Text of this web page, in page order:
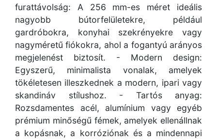
furattávolság: A 256 mm-es méret ideális
nagyobb bútorfelületekre, például
gardróbokra, konyhai szekrényekre vagy
nagyméretű fiókokra, ahol a fogantyú arányos
megjelenést biztosít. - Modern design:
Egyszerű, minimalista vonalak, amelyek
tökéletesen illeszkednek a modern, ipari vagy
skandináv stílushoz. - Tartós anyag:
Rozsdamentes acél, alumínium vagy egyéb
prémium minőségű fémek, amelyek ellenállnak
a kopásnak, a korróziónak és a mindennapi